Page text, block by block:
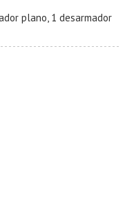
plano, 1 desarmador